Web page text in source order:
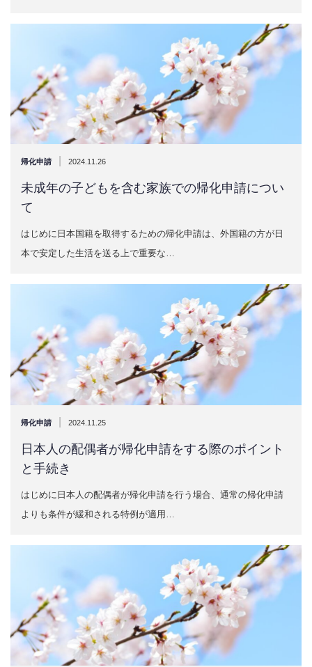
帰化申請 2024.11.26
未成年の子どもを含む家族での帰化申請につい
て
はじめに日本国籍を取得するための帰化申請は、外国籍の方が日
本で安定した生活を送る上で重要な…
帰化申請 2024.11.25
日本人の配偶者が帰化申請をする際のポイント
と手続き
はじめに日本人の配偶者が帰化申請を行う場合、通常の帰化申請
よりも条件が緩和される特例が適用…